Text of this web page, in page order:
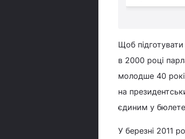
Щоб
в 2000 році
молодше 40
на
єдиним у
У березні 2011